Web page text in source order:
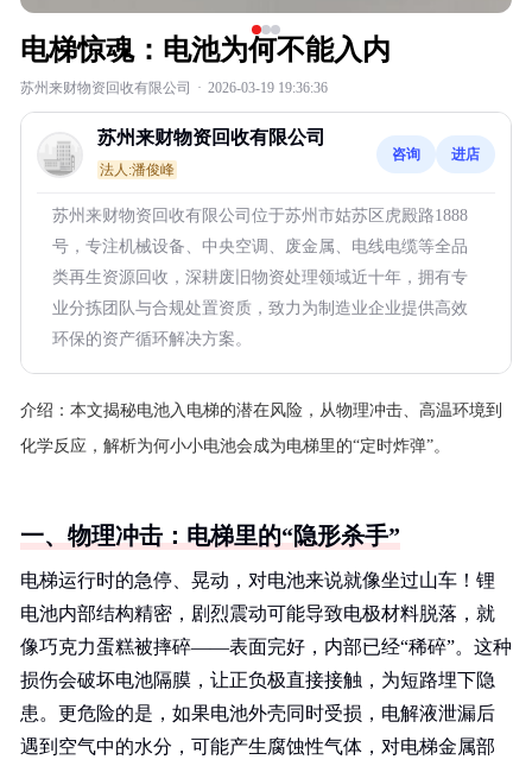
电梯惊魂：电池为何不能入内
苏州来财物资回收有限公司 · 2026-03-19 19:36:36
苏州来财物资回收有限公司
法人:潘俊峰
咨询 进店
苏州来财物资回收有限公司位于苏州市姑苏区虎殿路1888
号，专注机械设备、中央空调、废金属、电线电缆等全品
类再生资源回收，深耕废旧物资处理领域近十年，拥有专
业分拣团队与合规处置资质，致力为制造业企业提供高效
环保的资产循环解决方案。
介绍： 本文揭秘电池入电梯的潜在风险，从物理冲击、高温环境到
化学反应，解析为何小小电池会成为电梯里的“定时炸弹”。
一、物理冲击：电梯里的“隐形杀手”
电梯运行时的急停、晃动，对电池来说就像坐过山车！锂
电池内部结构精密，剧烈震动可能导致电极材料脱落，就
像巧克力蛋糕被摔碎——表面完好，内部已经“稀碎”。这种
损伤会破坏电池隔膜，让正负极直接接触，为短路埋下隐
患。更危险的是，如果电池外壳同时受损，电解液泄漏后
遇到空气中的水分，可能产生腐蚀性气体，对电梯金属部